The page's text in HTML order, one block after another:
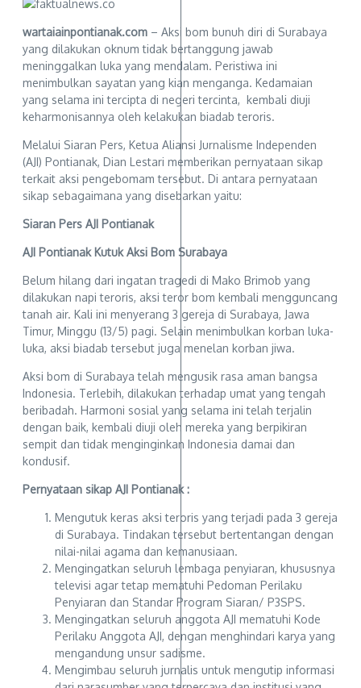
wartaiainpontianak.com – Aksi bom bunuh diri di Surabaya
yang dilakukan oknum tidak bertanggung jawab
meninggalkan luka yang mendalam. Peristiwa ini
menimbulkan sayatan yang kian menganga. Kedamaian
yang selama ini tercipta di negeri tercinta, kembali diuji
keharmonisannya oleh kelakukan biadab teroris.
Melalui Siaran Pers, Ketua Aliansi Jurnalisme Independen
(AJI) Pontianak, Dian Lestari memberikan pernyataan sikap
terkait aksi pengebomam tersebut. Di antara pernyataan
sikap sebagaimana yang disebarkan yaitu:
Siaran Pers AJI Pontianak
AJI Pontianak Kutuk Aksi Bom Surabaya
Belum hilang dari ingatan tragedi di Mako Brimob yang
dilakukan napi teroris, aksi teror bom kembali mengguncang
tanah air. Kali ini menyerang 3 gereja di Surabaya, Jawa
Timur, Minggu (13/5) pagi. Selain menimbulkan korban luka-
luka, aksi biadab tersebut juga menelan korban jiwa.
Aksi bom di Surabaya telah mengusik rasa aman bangsa
Indonesia. Terlebih, dilakukan terhadap umat yang tengah
beribadah. Harmoni sosial yang selama ini telah terjalin
dengan baik, kembali diuji oleh mereka yang berpikiran
sempit dan tidak menginginkan Indonesia damai dan
kondusif.
Pernyataan sikap AJI Pontianak :
Mengutuk keras aksi teroris yang terjadi pada 3 gereja
di Surabaya. Tindakan tersebut bertentangan dengan
nilai-nilai agama dan kemanusiaan.
Mengingatkan seluruh lembaga penyiaran, khususnya
televisi agar tetap mematuhi Pedoman Perilaku
Penyiaran dan Standar Program Siaran/ P3SPS.
Mengingatkan seluruh anggota AJI mematuhi Kode
Perilaku Anggota AJI, dengan menghindari karya yang
mengandung unsur sadisme.
Mengimbau seluruh jurnalis untuk mengutip informasi